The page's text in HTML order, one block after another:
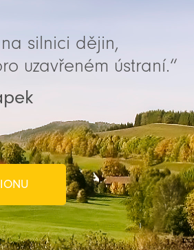
silnici dějin,
uzavřeném ústraní.“